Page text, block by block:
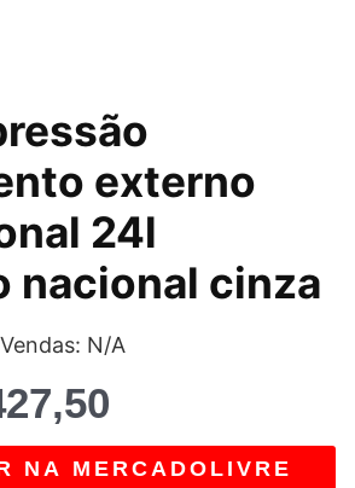
externo
24l
nacional cinza
N/A
O
preço
atual
é:
R$427,50.
NA MERCADOLIVRE